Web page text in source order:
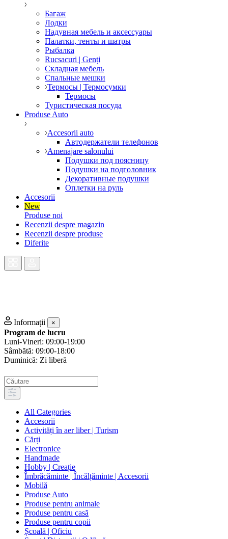
Багаж
Лодки
Надувная мебель и аксессуары
Палатки, тенты и шатры
Рыбалка
Rucsacuri | Genți
Складная мебель
Спальные мешки
Термосы | Термосумки
Термосы
Туристическая посуда
Produse Auto
Accesorii auto
Автодержатели телефонов
Amenajare salonului
Подушки под поясницу
Подушки на подголовник
Декоративные подушки
Оплетки на руль
Accesorii
New
Produse noi
Recenzii despre magazin
Recenzii despre produse
Diferite
Informații ×
Program de lucru
Luni-Vineri: 09:00-19:00
Sâmbătă: 09:00-18:00
Duminică: Zi liberă
All Categories
Accesorii
Activități în aer liber | Turism
Cărți
Electronice
Handmade
Hobby | Creație
Îmbrăcăminte | Încălțăminte | Accesorii
Mobilă
Produse Auto
Produse pentru animale
Produse pentru casă
Produse pentru copii
Școală | Oficiu